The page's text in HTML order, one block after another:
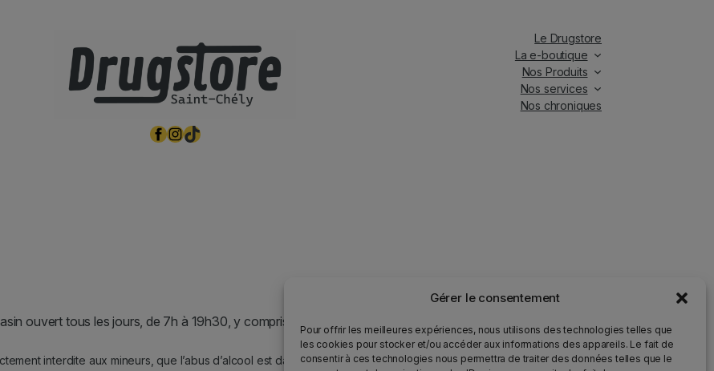
Gérer le consentement
Pour offrir les meilleures expériences, nous utilisons des technologies telles que
les cookies pour stocker et/ou accéder aux informations des appareils. Le fait de
consentir à ces technologies nous permettra de traiter des données telles que le
FacebookInstagramTikTok
Le Drugstore
La e-boutique
Nos Produits
Nos services
Nos chroniques
ouvert tous les jours, de 7h à 19h30, y compris les jours fériés.
interdite aux mineurs, que l’abus d’alcool est dangereux pour la santé et qu’il doit être consommé avec modération.